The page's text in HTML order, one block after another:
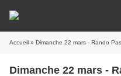
Accueil » Dimanche 22 mars - Rando
Dimanche 22 mars -